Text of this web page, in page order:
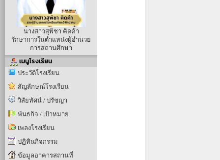
นางสาวสุพิชา คิดค้า
รักษาการในตำแหน่งผู้อำนวย
การสถานศึกษา
เมนูโรงเรียน
ประวัติโรงเรียน
สัญลักษณ์โรงเรียน
วิสัยทัศน์ / ปรัชญา
พันธกิจ / เป้าหมาย
เพลงโรงเรียน
ปฏิทินกิจกรรม
ข้อมูลอาคารสถานที่